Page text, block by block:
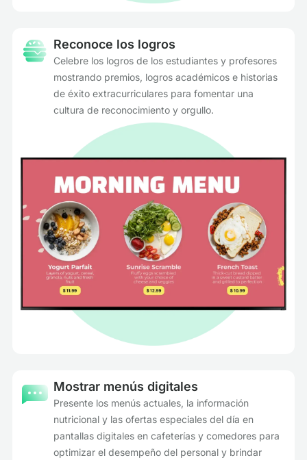
Reconoce los logros
Celebre los logros de los estudiantes y profesores
mostrando premios, logros académicos e historias
de éxito extracurriculares para fomentar una
cultura de reconocimiento y orgullo.
Mostrar menús digitales
Presente los menús actuales, la información
nutricional y las ofertas especiales del día en
pantallas digitales en cafeterías y comedores para
optimizar el desempeño del personal y brindar